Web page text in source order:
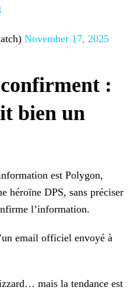
November 17, 2025
:
bien un
est Polygon,
héroïne DPS, sans préciser
l’information.
email officiel envoyé à
mais la tendance est